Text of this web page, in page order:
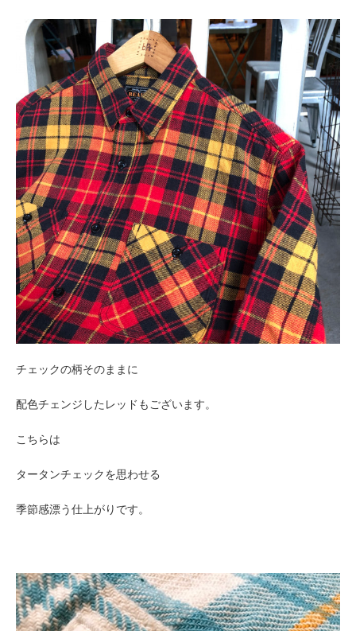
チェックの柄そのままに
配色チェンジしたレッドもございます。
こちらは
タータンチェックを思わせる
季節感漂う仕上がりです。